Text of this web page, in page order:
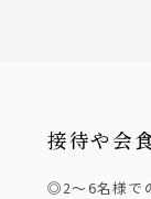
接待や会
◎2～6名様で